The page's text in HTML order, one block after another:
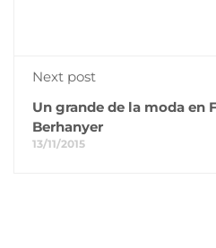
Next post
Un grande de la moda en
Berhanyer
13/11/2015